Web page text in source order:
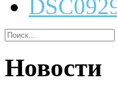
Новости